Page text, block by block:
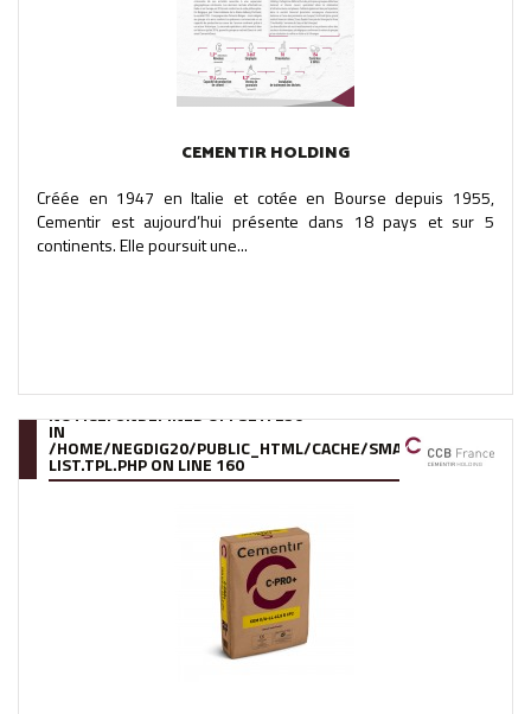
CEMENTIR HOLDING
Créée en 1947 en Italie et cotée en Bourse depuis 1955,
Cementir est aujourd’hui présente dans 18 pays et sur 5
continents. Elle poursuit une...
NOTICE: UNDEFINED OFFSET: 250
IN
/HOME/NEGDIG20/PUBLIC_HTML/CACHE/SMARTY/
LIST.TPL.PHPON LINE 160